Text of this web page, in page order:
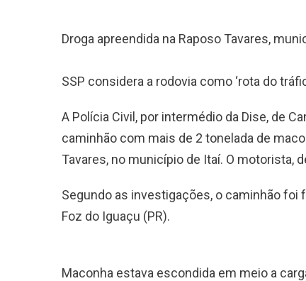
Droga apreendida na Raposo Tavares,
SSP considera a rodovia como ‘rota do
A Polícia Civil, por intermédio da Dise, de
caminhão com mais de 2 tonelada de
Tavares, no município de Itaí. O motorista,
Segundo as investigações, o caminhão
Foz do Iguaçu (PR).
Maconha estava escondida em meio a